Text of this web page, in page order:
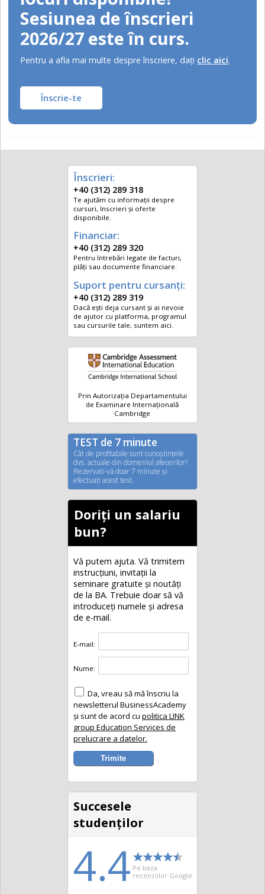
Sesiunea de înscrieri
2026/27 este în curs.
Pentru a afla mai multe despre înscriere, daţi clic aici.
Înscrie-te
Înscrieri:
+40 (312) 289 318
Te ajutăm cu informații despre
cursuri, înscrieri și oferte
disponibile.
Financiar:
+40 (312) 289 320
Pentru întrebări legate de facturi,
plăți sau documente financiare.
Suport pentru cursanți:
+40 (312) 289 319
Dacă ești deja cursant și ai nevoie
de ajutor cu platforma, programul
sau cursurile tale, suntem aici.
Prin Autorizația Departamentului
de Examinare Internațională
Cambridge
TEST de 7 minute
Cât de profitabile sunt cunoştinţele
dvs. actuale din domeniul afecerilor?
Rezervati-vă doar 7 minute şi
efectuaţi acest test.
Doriți un salariu
bun?
Vă putem ajuta. Vă trimitem
instrucțiuni, invitaţii la
seminare gratuite şi noutăţi
de la BA. Trebuie doar să vă
introduceţi numele și adresa
de e-mail.
E-mail:
Nume:
Da, vreau să mă înscriu la
newsletterul BusinessAcademy
și sunt de acord cu politica LINK
group Education Services de
prelucrare a datelor.
Succesele
studenţilor
4.4 Pe baza
recenziilor Google.